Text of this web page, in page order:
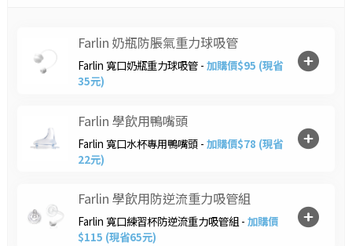
Farlin 奶瓶防脹氣重力球吸管
Farlin 寬口奶瓶重力球吸管 - 加購價$95 (現省
35元)
Farlin 學飲用鴨嘴頭
Farlin 寬口水杯專用鴨嘴頭 - 加購價$78 (現省
22元)
Farlin 學飲用防逆流重力吸管組
Farlin 寬口練習杯防逆流重力吸管組 - 加購價
$115 (現省65元)